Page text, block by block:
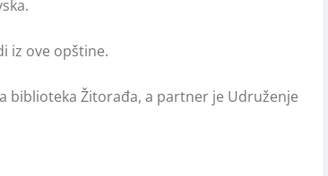
iz ove opštine.
biblioteka Žitorađa, a partner je Udruženje